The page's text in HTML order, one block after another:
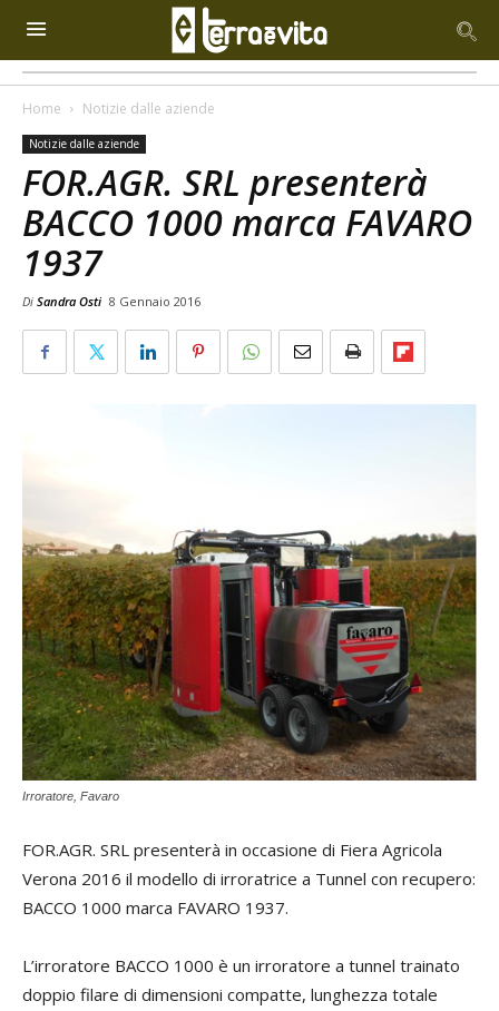
Home Notizie dalle aziende
Notizie dalle aziende
FOR.AGR. SRL presenterà
BACCO 1000 marca FAVARO
1937
Di Sandra Osti 8 Gennaio 2016
Irroratore, Favaro
FOR.AGR. SRL presenterà in occasione di Fiera Agricola
Verona 2016 il modello di irroratrice a Tunnel con recupero:
BACCO 1000 marca FAVARO 1937.
L’irroratore BACCO 1000 è un irroratore a tunnel trainato
doppio filare di dimensioni compatte, lunghezza totale